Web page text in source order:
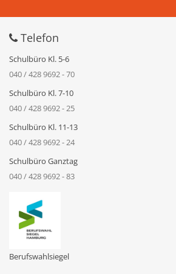
Telefon
Schulbüro Kl. 5-6
040 / 428 9692 - 70
Schulbüro Kl. 7-10
040 / 428 9692 - 25
Schulbüro Kl. 11-13
040 / 428 9692 - 24
Schulbüro Ganztag
040 / 428 9692 - 83
Berufswahlsiegel